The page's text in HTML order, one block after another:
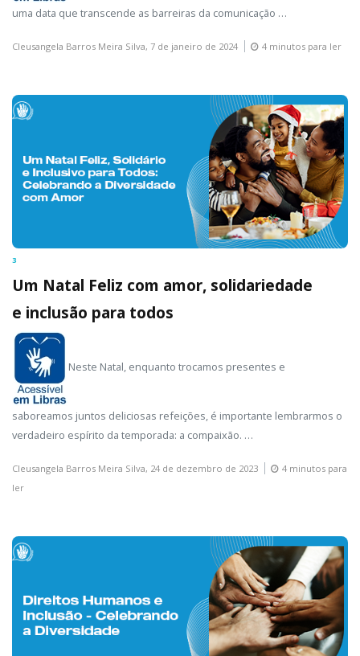
uma data que transcende as barreiras da comunicação …
Cleusangela Barros Meira Silva, 7 de janeiro de 2024 4 minutos para ler
3
Um Natal Feliz com amor, solidariedade
e inclusão para todos
Neste Natal, enquanto trocamos presentes e
saboreamos juntos deliciosas refeições, é importante lembrarmos o
verdadeiro espírito da temporada: a compaixão. …
Cleusangela Barros Meira Silva, 24 de dezembro de 2023
4 minutos para
ler